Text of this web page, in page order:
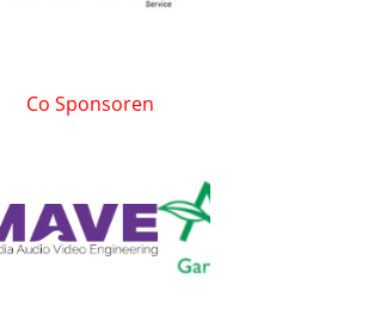
Co Sponsoren